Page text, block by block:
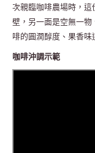
次親臨咖啡農場時，
壁，另一面是空無一
啡的圓潤醇度、果香
咖啡沖調示範